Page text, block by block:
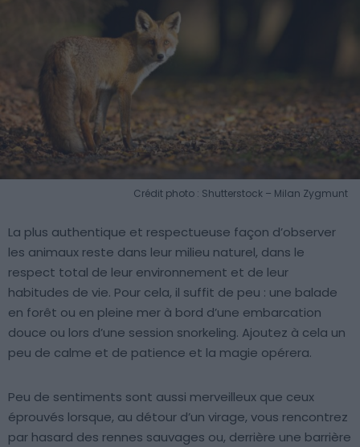
Crédit photo : Shutterstock – Milan Zygmunt
La plus authentique et respectueuse façon d’observer
les animaux reste dans leur milieu naturel, dans le
respect total de leur environnement et de leur
habitudes de vie. Pour cela, il suffit de peu : une balade
en forêt ou en pleine mer à bord d’une embarcation
douce ou lors d’une session snorkeling. Ajoutez à cela un
peu de calme et de patience et la magie opérera.
Peu de sentiments sont aussi merveilleux que ceux
éprouvés lorsque, au détour d’un virage, vous rencontrez
par hasard des rennes sauvages ou, derrière une barrière